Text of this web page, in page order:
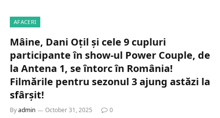
AFACERI
Mâine, Dani Oțil și cele 9 cupluri
participante în show-ul Power Couple, de
la Antena 1, se întorc în România!
Filmările pentru sezonul 3 ajung astăzi la
sfârșit!
Byadmin October 31, 2025 0